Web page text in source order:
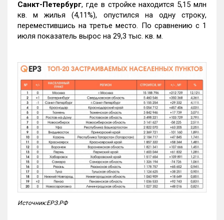
Санкт-Петербург, где в стройке находится 5,15 млн
кв. м жилья (4,11%), опустился на одну строку,
переместившись на третье место. По сравнению с 1
июля показатель вырос на 29,3 тыс. кв. м.
Источник:ЕРЗ.РФ